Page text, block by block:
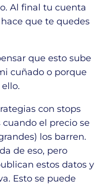
Al final tu cuenta
que te quedes
que esto sube
cuñado o porque
con stops
el precio se
los barren.
de eso, pero
estos datos y
Esto se puede